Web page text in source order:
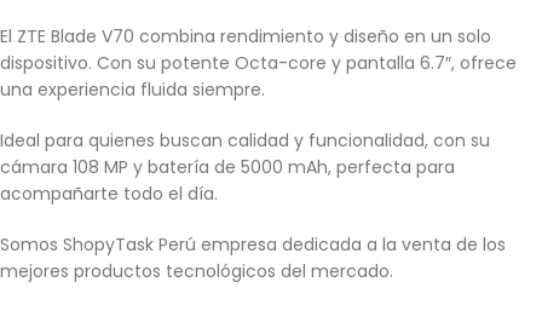
El ZTE Blade V70 combina rendimiento y diseño en un solo
dispositivo. Con su potente Octa-core y pantalla 6.7″, ofrece
una experiencia fluida siempre.
Ideal para quienes buscan calidad y funcionalidad, con su
cámara 108 MP y batería de 5000 mAh, perfecta para
acompañarte todo el día.
Somos ShopyTask Perú empresa dedicada a la venta de los
mejores productos tecnológicos del mercado.